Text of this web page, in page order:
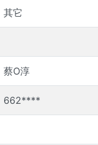
其它
蔡O淳
662****